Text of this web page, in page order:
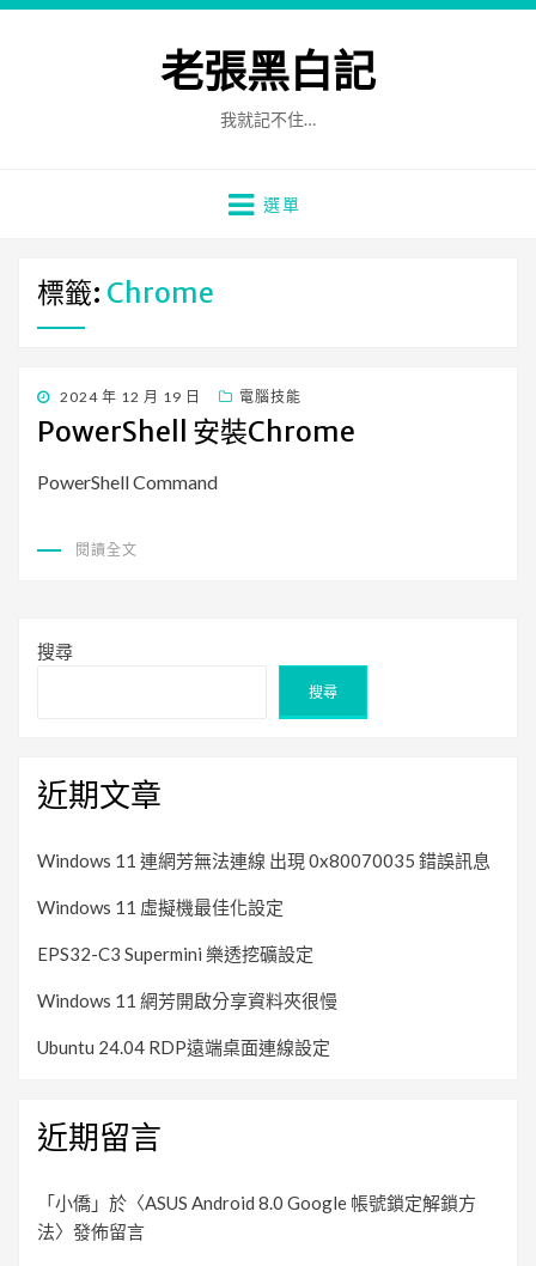
老張黑白記
我就記不住…
選單
標籤: Chrome
發
佈
日
2024 年 12 月 19 日 電腦技能
PowerShell 安裝Chrome
PowerShell Command
閱讀全文
搜尋
搜尋
近期文章
Windows 11 連網芳無法連線 出現 0x80070035 錯誤訊息
Windows 11 虛擬機最佳化設定
EPS32-C3 Supermini 樂透挖礦設定
Windows 11 網芳開啟分享資料夾很慢
Ubuntu 24.04 RDP遠端桌面連線設定
近期留言
「 小僑 」於〈ASUS Android 8.0 Google 帳號鎖定解鎖方
法〉發佈留言